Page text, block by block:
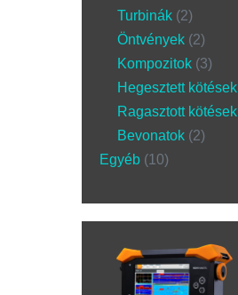
Turbinák 2
Öntvények 2
Kompozitok 3
Hegesztett kötések
Ragasztott kötések
Bevonatok 2
Egyéb 10